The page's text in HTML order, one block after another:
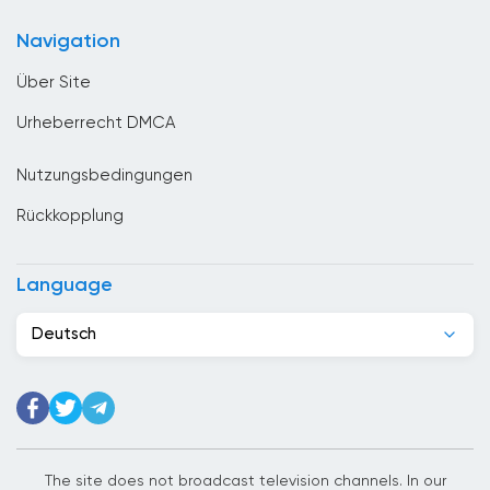
Dominikanische Republik
Dschibuti
Elfenbeinkuste
Ethiopia
Navigation
Über Site
Urheberrecht DMCA
Nutzungsbedingungen
Rückkopplung
Language
Deutsch
The site does not broadcast television channels. In our